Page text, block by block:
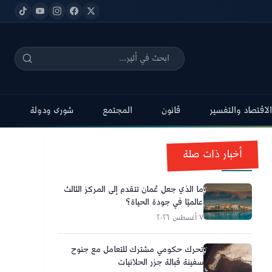
الاقتصاد والتفسير قانون المجتمع شورى ودولة
أخبار ذات صلة
ما الذي جعل عُمان تتقدم إلى المركز الثالث
عالميًا في جودة الحياة؟
٧ أغسطس ٢٠٢٦
تحرك حكومي مشترك للتعامل مع جنوح
سفينة قبالة جزر الحلانيات